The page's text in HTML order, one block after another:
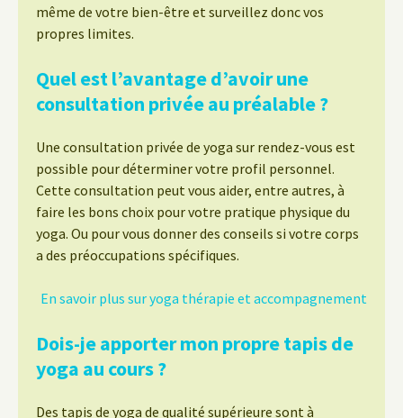
même de votre bien-être et surveillez donc vos
propres limites.
Quel est l’avantage d’avoir une
consultation privée au préalable ?
Une consultation privée de yoga sur rendez-vous est
possible pour déterminer votre profil personnel.
Cette consultation peut vous aider, entre autres, à
faire les bons choix pour votre pratique physique du
yoga. Ou pour vous donner des conseils si votre corps
a des préoccupations spécifiques.
En savoir plus sur yoga thérapie et accompagnement
Dois-je apporter mon propre tapis de
yoga au cours ?
Des tapis de yoga de qualité supérieure sont à